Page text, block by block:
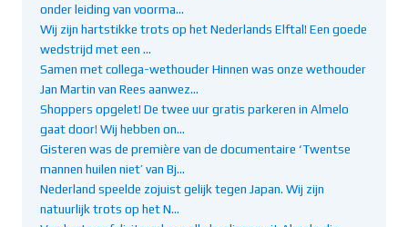
onder leiding van voorma…
Wij zijn hartstikke trots op het Nederlands Elftal! Een goede
wedstrijd met een …
Samen met collega-wethouder Hinnen was onze wethouder
Jan Martin van Rees aanwez…
Shoppers opgelet! De twee uur gratis parkeren in Almelo
gaat door! Wij hebben on…
Gisteren was de première van de documentaire ‘Twentse
mannen huilen niet’ van Bj…
Nederland speelde zojuist gelijk tegen Japan. Wij zijn
natuurlijk trots op het N…